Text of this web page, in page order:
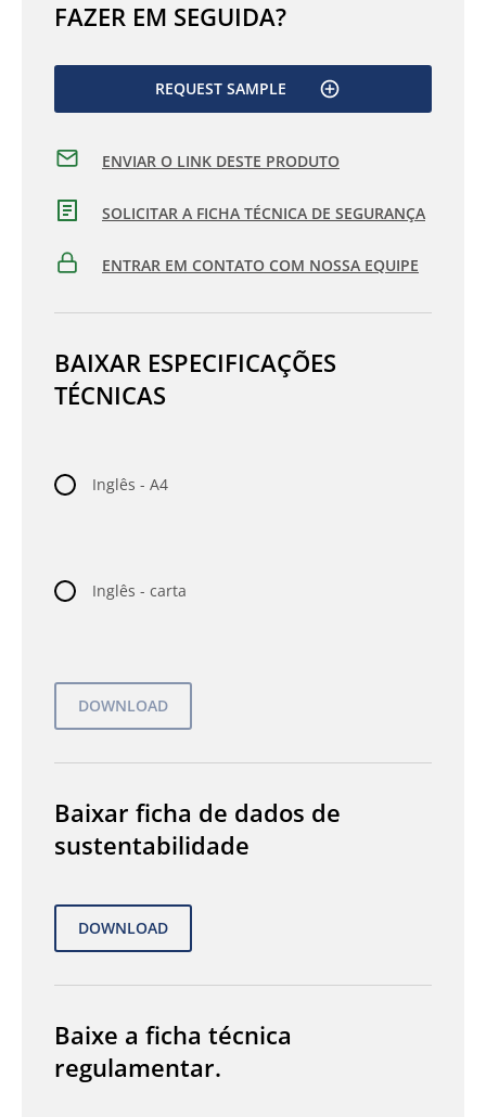
FAZER EM SEGUIDA?
REQUEST SAMPLE
ENVIAR O LINK DESTE PRODUTO
SOLICITAR A FICHA TÉCNICA DE SEGURANÇA
ENTRAR EM CONTATO COM NOSSA EQUIPE
BAIXAR ESPECIFICAÇÕES
TÉCNICAS
Inglês - A4
Inglês - carta
Baixar ficha de dados de
sustentabilidade
Baixe a ficha técnica
regulamentar.